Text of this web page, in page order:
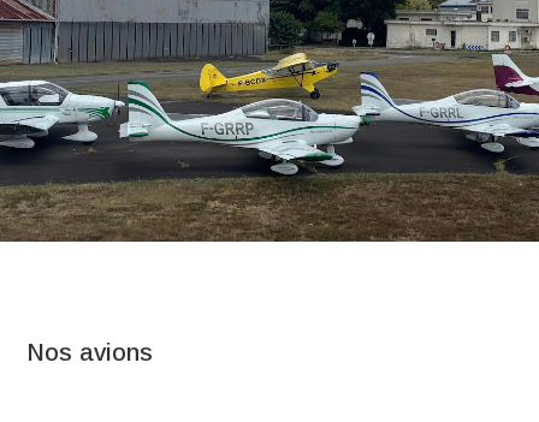
Nos avions